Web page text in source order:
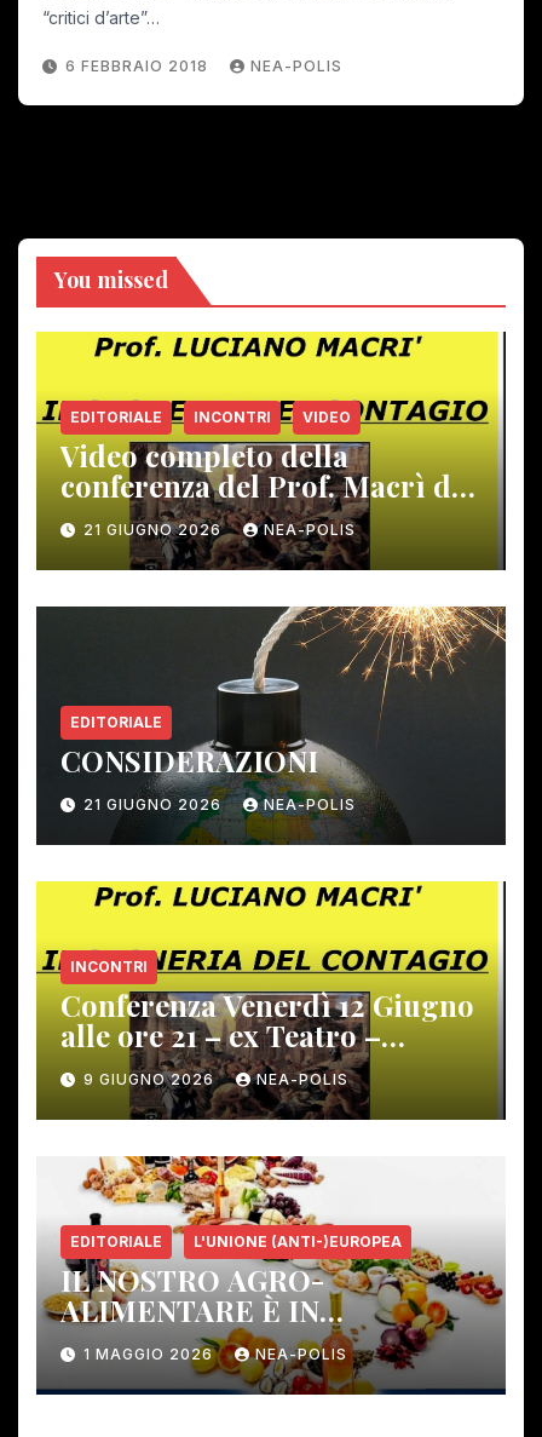
“critici d’arte”…
6 FEBBRAIO 2018 NEA-POLIS
You missed
EDITORIALE INCONTRI VIDEO
Video completo della
conferenza del Prof. Macrì del
12 giugno scorso
21 GIUGNO 2026 NEA-POLIS
EDITORIALE
CONSIDERAZIONI
21 GIUGNO 2026 NEA-POLIS
INCONTRI
Conferenza Venerdì 12 Giugno
alle ore 21 – ex Teatro –
Gambassi Terme –
9 GIUGNO 2026 NEA-POLIS
EDITORIALE L'UNIONE (ANTI-)EUROPEA
IL NOSTRO AGRO-
ALIMENTARE È IN
PERICOLO!
1 MAGGIO 2026 NEA-POLIS